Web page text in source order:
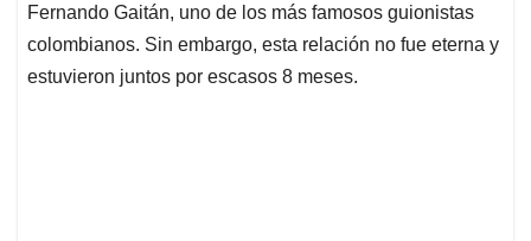
Fernando Gaitán, uno de los más famosos guionistas
colombianos. Sin embargo, esta relación no fue eterna y
estuvieron juntos por escasos 8 meses.